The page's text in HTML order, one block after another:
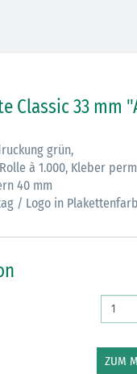
Classic 33 mm
grün,
à 1.000, Kleber
40 mm
/ Logo in
ZUM